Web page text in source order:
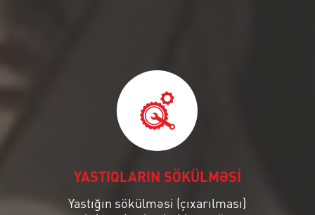
YASTIQLARIN SÖKÜLMƏSİ
Yastığın sökülməsi (çıxarılması)